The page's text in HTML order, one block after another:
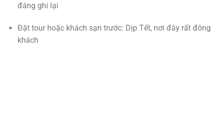
đáng ghi lại
Đặt tour hoặc khách sạn trước: Dịp Tết, nơi đây rất đông
khách